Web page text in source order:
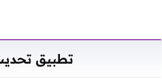
تطبيق تحديث ويندوز